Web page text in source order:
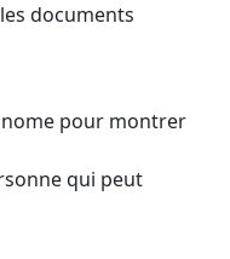
documents
pour montrer
qui peut